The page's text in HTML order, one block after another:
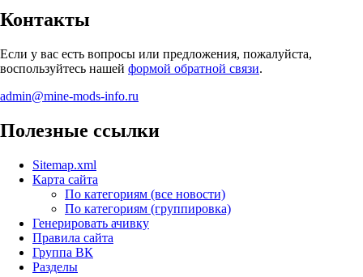
Контакты
Если у вас есть вопросы или предложения, пожалуйста,
воспользуйтесь нашей формой обратной связи.
admin@mine-mods-info.ru
Полезные ссылки
Sitemap.xml
Карта сайта
По категориям (все новости)
По категориям (группировка)
Генерировать ачивку
Правила сайта
Группа ВК
Разделы